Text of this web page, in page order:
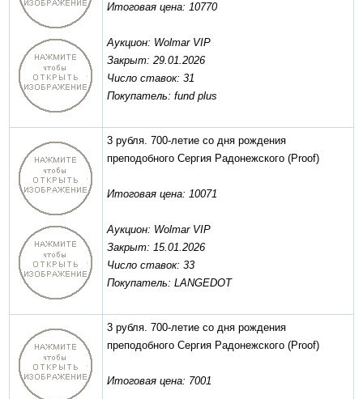
Итоговая цена: 10770
Аукцион: Wolmar VIP
Закрыт: 29.01.2026
Число ставок: 31
Покупатель: fund plus
3 рубля. 700-летие со дня рождения
преподобного Сергия Радонежского (Proof)
Итоговая цена: 10071
Аукцион: Wolmar VIP
Закрыт: 15.01.2026
Число ставок: 33
Покупатель: LANGEDOT
3 рубля. 700-летие со дня рождения
преподобного Сергия Радонежского (Proof)
Итоговая цена: 7001